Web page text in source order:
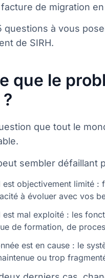
de migration
questions à vous
de SIRH.
que le
que tout le
sembler
est objectivement limité
à évoluer avec vos
est mal exploité : les
de formation, de
est en cause : le
ou trop